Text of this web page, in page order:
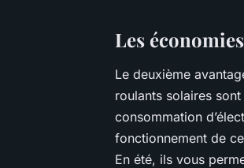
Les
Le deuxième
roulants solaires
consommation
fonctionnement de
En été, ils vous